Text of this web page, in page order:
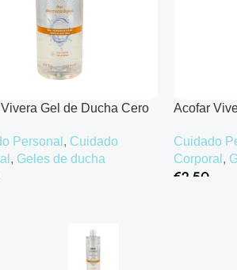
Gel de Ducha Cero
Personal , Cuidado
, Geles de ducha
Acofar
Cuidado
Corporal ,
€2.50